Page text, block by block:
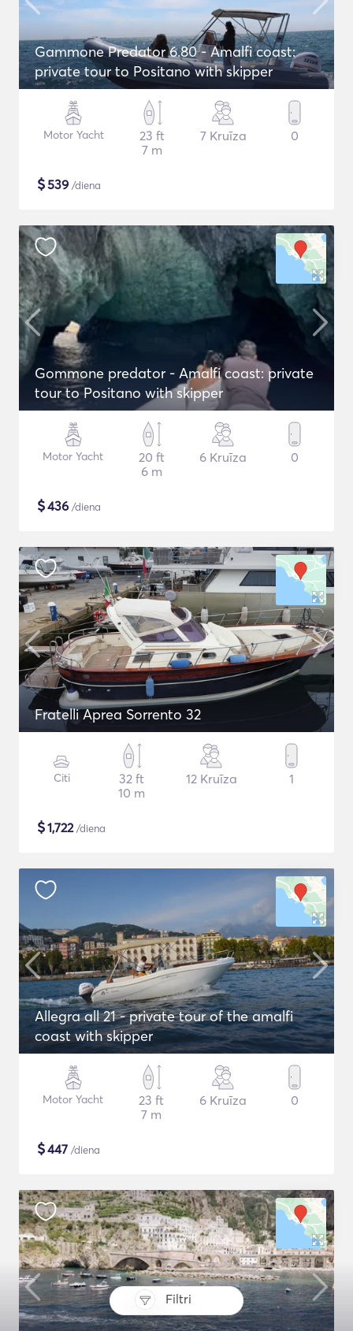
Filtri
Gammone Predator 6.80 - Amalfi coast:
private tour to Positano with skipper
Motor Yacht
23 ft
7 m
7 Kruīza 0
$539 /diena
Gommone predator - Amalfi coast: private
tour to Positano with skipper
Motor Yacht
20 ft
6 m
6 Kruīza 0
$436 /diena
Fratelli Aprea Sorrento 32
Citi
32 ft
10 m
12 Kruīza 1
$1,722/diena
Allegra all 21 - private tour of the amalfi
coast with skipper
Motor Yacht
23 ft
7 m
6 Kruīza 0
$447 /diena